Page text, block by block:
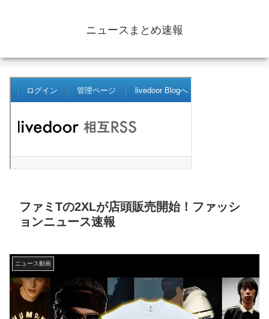
ニュースまとめ速報
ファミTの2XLが店頭販売開始！ファッシ
ョンニュース速報
ニュース動画